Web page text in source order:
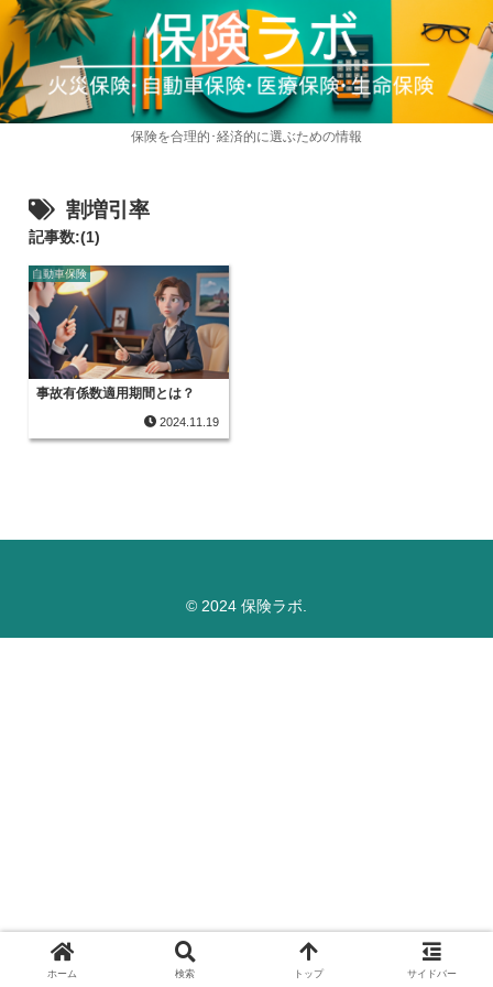
保険を合理的･経済的に選ぶための情報
割増引率
記事数:(1)
自動車保険
事故有係数適用期間とは？
2024.11.19
© 2024 保険ラボ.
ホーム 検索 トップ サイドバー